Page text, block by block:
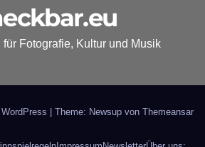
für Fotografie, Kultur und Musik
Theme: Newsup von Themeansar